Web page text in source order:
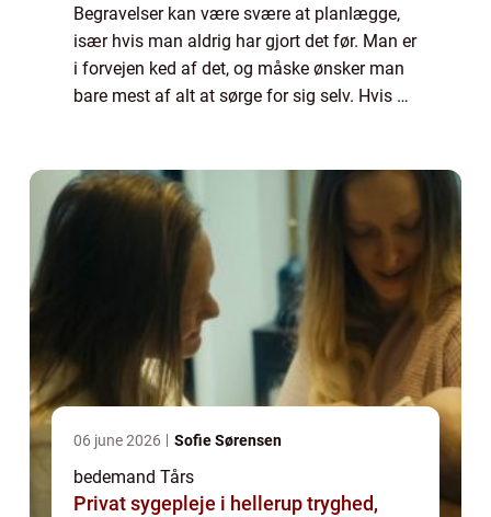
Begravelser kan være svære at planlægge,
især hvis man aldrig har gjort det før. Man er
i forvejen ked af det, og måske ønsker man
bare mest af alt at sørge for sig selv. Hvis du
06 june 2026 Sofie Sørensen
bedemand Tårs
Privat sygepleje i hellerup tryghed,